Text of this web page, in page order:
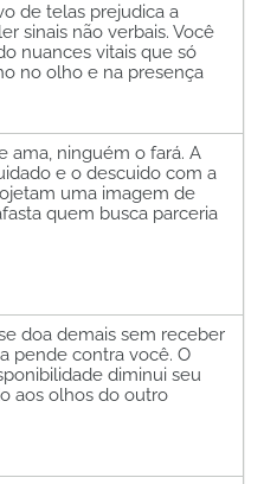
de telas prejudica a
sinais não verbais. Você
nuances vitais que só
no olho e na presença
ama, ninguém o fará. A
e o descuido com a
uma imagem de
quem busca parceria
doa demais sem receber
pende contra você. O
diminui seu
aos olhos do outro